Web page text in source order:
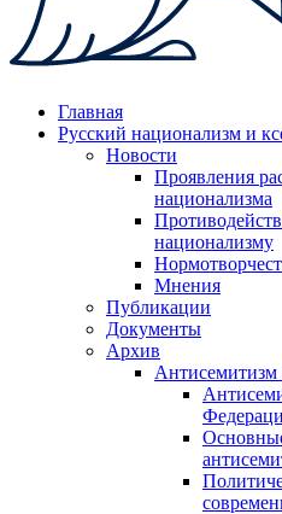
Главная
Русский национализм и
Новости
Проявления
национализма
национализму
Мнения
Публикации
Документы
Архив
Антисемитизм